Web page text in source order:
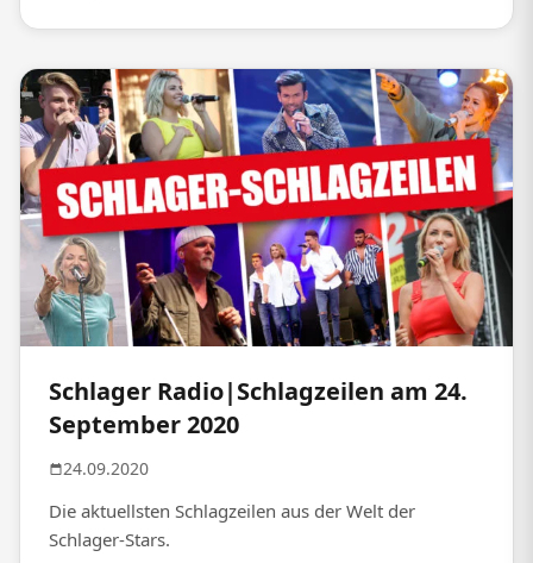
Schlager Radio|Schlagzeilen am 24.
September 2020
24.09.2020
Die aktuellsten Schlagzeilen aus der Welt der
Schlager-Stars.